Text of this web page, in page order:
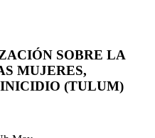
SOBRE LA
MUJERES,
(TULUM)